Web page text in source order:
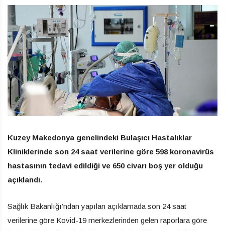
Kuzey Makedonya genelindeki Bulaşıcı Hastalıklar
Kliniklerinde son 24 saat verilerine göre 598 koronavirüs
hastasının tedavi edildiği ve 650 civarı boş yer olduğu
açıklandı.
Sağlık Bakanlığı’ndan yapılan açıklamada son 24 saat
verilerine göre Kovid-19 merkezlerinden gelen raporlara göre